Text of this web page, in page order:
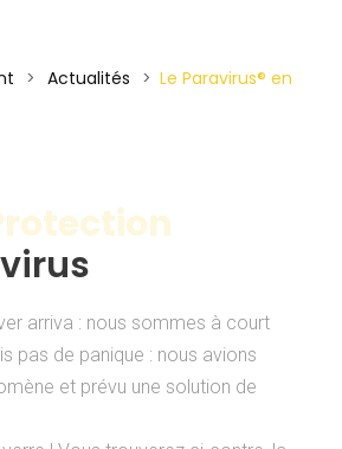
> Actualités > Le Paravirus® en
arriva : nous sommes à court
pas de panique : nous avions
et prévu une solution de